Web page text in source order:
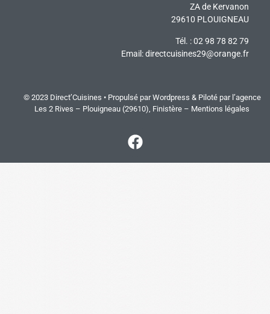
ZA de Kervanon
29610 PLOUIGNEAU
Tél. : 02 98 78 82 79
Email:directcuisines29@orange.fr
© 2023 Direct’Cuisines • Propulsé par Wordpress & Piloté par l’agence
Les 2 Rives – Plouigneau (29610), Finistère – Mentions légales